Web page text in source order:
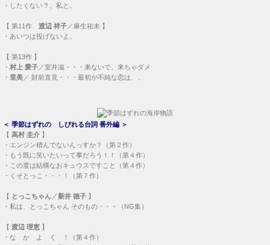
・ したくない？、私と。
【 第11作 渡辺 祥子 ／麻生祐未 】
・ あいつは投げないよ。
【 第13作 】
・ 村上 愛子 ／室井滋・・・ 来ないで、来ちゃダメ
・ 里美 ／ 財前直見・・・ 最初が不純な恋は、、
＜ 季節はずれの しびれる台詞 番外編 ＞
【 高村 圭介 】
・ エンジン積んでないんっすか？（第２作）
・ もう既に笑いたいって事だろう！！（第４作）
・ この度は結構なおキュウスですこと（第４作）
・ くそとっこ・・・！（第７作）
【 とっこちゃん ／新井 徳子 】
・ 私は、とっこちゃん そのもの・・・（NG集）
【 渡辺 理恵 】
・ な か よ く ！（第４作）